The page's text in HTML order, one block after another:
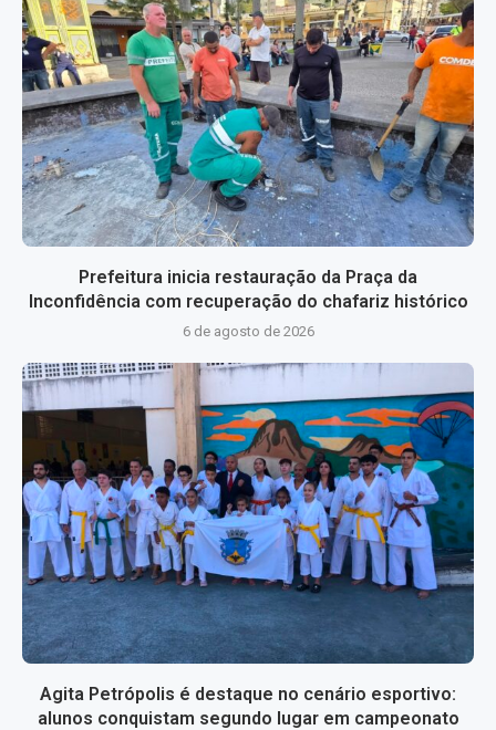
Prefeitura inicia restauração da Praça da
Inconfidência com recuperação do chafariz histórico
6 de agosto de 2026
Agita Petrópolis é destaque no cenário esportivo:
alunos conquistam segundo lugar em campeonato